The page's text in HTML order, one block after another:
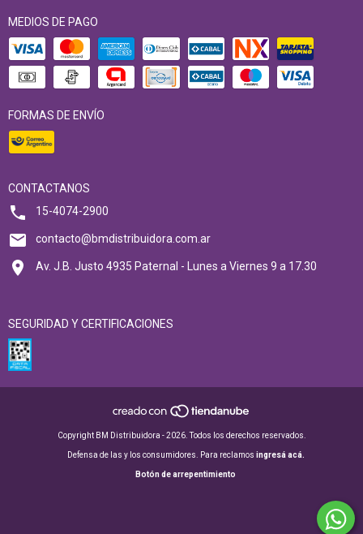
MEDIOS DE PAGO
FORMAS DE ENVÍO
CONTACTANOS
15-4074-2900
contacto@bmdistribuidora.com.ar
Av. J.B. Justo 4935 Paternal - Lunes a Viernes 9 a 17.30
SEGURIDAD Y CERTIFICACIONES
Copyright BM Distribuidora - 2026. Todos los derechos reservados.
Defensa de las y los consumidores. Para reclamos ingresá acá.
Botón de arrepentimiento